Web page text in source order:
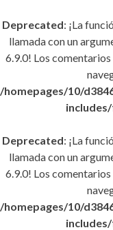
Deprecated: ¡La
llamada con un
6.9.0! Los
/homepages/10/
Deprecated: ¡La
llamada con un
6.9.0! Los
/homepages/10/